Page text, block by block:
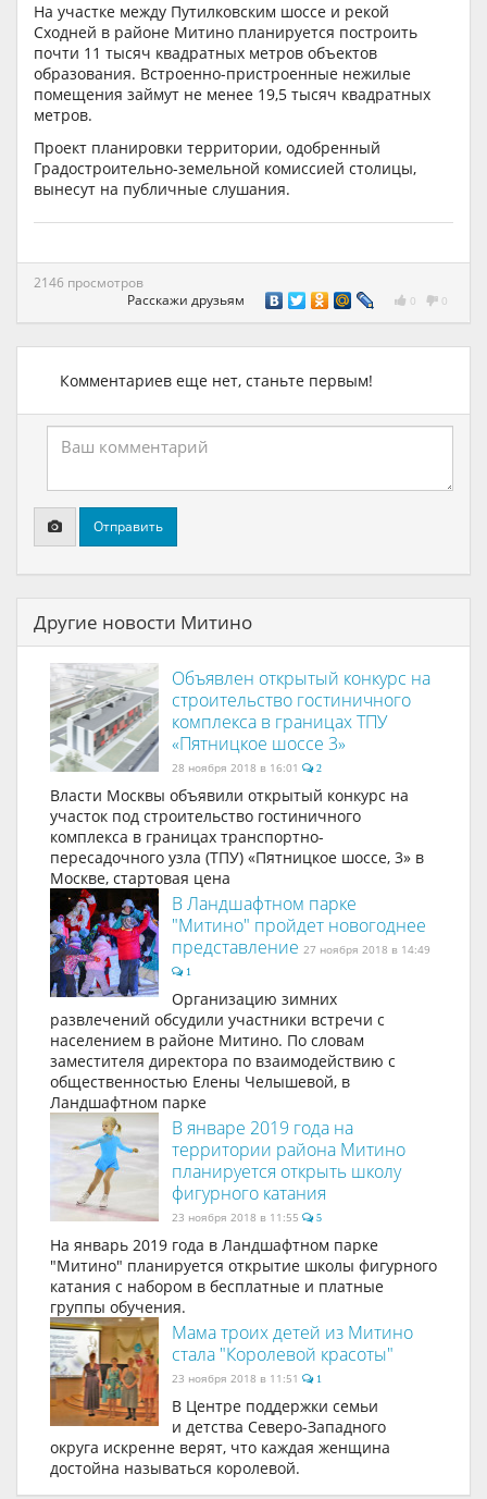
На участке между Путилковским шоссе и рекой
Сходней в районе Митино планируется построить
почти 11 тысяч квадратных метров объектов
образования. Встроенно-пристроенные нежилые
помещения займут не менее 19,5 тысяч квадратных
метров.
Проект планировки территории, одобренный
Градостроительно-земельной комиссией столицы,
вынесут на публичные слушания.
2146 просмотров
Расскажи друзьям
0 0
Комментариев еще нет, станьте первым!
Отправить
Другие новости Митино
Объявлен открытый конкурс на
строительство гостиничного
комплекса в границах ТПУ
«Пятницкое шоссе 3»
28 ноября 2018 в 16:01 2
Власти Москвы объявили открытый конкурс на
участок под строительство гостиничного
комплекса в границах транспортно-
пересадочного узла (ТПУ) «Пятницкое шоссе, 3» в
Москве, стартовая цена
В Ландшафтном парке
"Митино" пройдет новогоднее
представление 27 ноября 2018 в 14:49
1
Организацию зимних
развлечений обсудили участники встречи с
населением в районе Митино. По словам
заместителя директора по взаимодействию с
общественностью Елены Челышевой, в
Ландшафтном парке
В январе 2019 года на
территории района Митино
планируется открыть школу
фигурного катания
23 ноября 2018 в 11:55 5
На январь 2019 года в Ландшафтном парке
"Митино" планируется открытие школы фигурного
катания с набором в бесплатные и платные
группы обучения.
Мама троих детей из Митино
стала "Королевой красоты"
23 ноября 2018 в 11:51 1
В Центре поддержки семьи
и детства Северо-Западного
округа искренне верят, что каждая женщина
достойна называться королевой.